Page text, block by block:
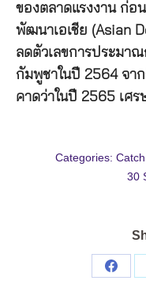
ของตลาดแรงงาน ก่อ
พัฒนาเอเชีย (Asian
ลดตัวเลขการประมา
กัมพูชาในปี 2564 จา
คาดว่าในปี 2565 เศ
Categories:
30
Share